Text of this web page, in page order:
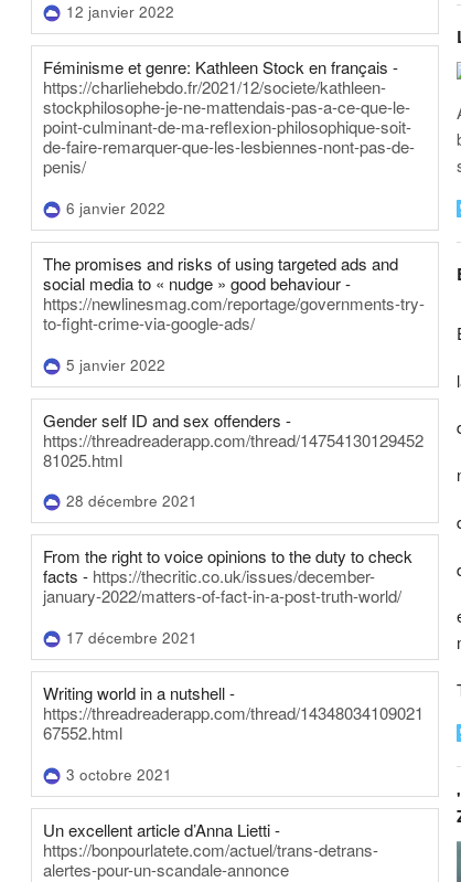
12 janvier 2022
Féminisme et genre: Kathleen Stock en français -
https://charliehebdo.fr/2021/12/societe/kathleen-
stockphilosophe-je-ne-mattendais-pas-a-ce-que-le-
point-culminant-de-ma-reflexion-philosophique-soit-
de-faire-remarquer-que-les-lesbiennes-nont-pas-de-
penis/
6 janvier 2022
The promises and risks of using targeted ads and
social media to « nudge » good behaviour -
https://newlinesmag.com/reportage/governments-try-
to-fight-crime-via-google-ads/
5 janvier 2022
Gender self ID and sex offenders -
https://threadreaderapp.com/thread/14754130129452
81025.html
28 décembre 2021
From the right to voice opinions to the duty to check
facts - https://thecritic.co.uk/issues/december-
january-2022/matters-of-fact-in-a-post-truth-world/
17 décembre 2021
Writing world in a nutshell -
https://threadreaderapp.com/thread/14348034109021
67552.html
3 octobre 2021
Un excellent article d’Anna Lietti -
https://bonpourlatete.com/actuel/trans-detrans-
alertes-pour-un-scandale-annonce